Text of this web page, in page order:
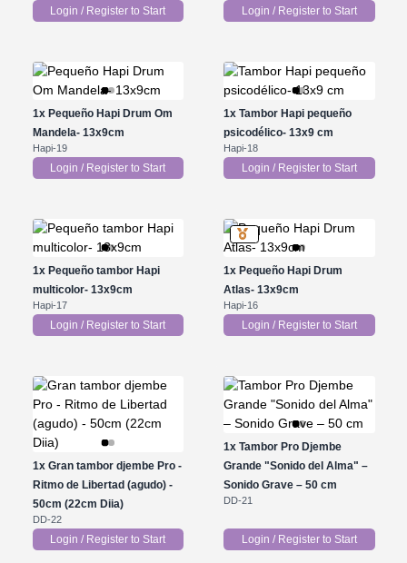
Login / Register to Start Login / Register to Start
1xPequeño Hapi Drum Om
Mandela- 13x9cm
Hapi-19
Login / Register to Start
1x Tambor Hapi pequeño
psicodélico- 13x9 cm
Hapi-18
Login / Register to Start
1xPequeño tambor Hapi
multicolor- 13x9cm
Hapi-17
Login / Register to Start
1x Pequeño Hapi Drum
Atlas- 13x9cm
Hapi-16
Login / Register to Start
1xGran tambor djembe Pro -
Ritmo de Libertad (agudo) -
50cm (22cm Diia)
DD-22
Login / Register to Start
1x Tambor Pro Djembe
Grande "Sonido del Alma" –
Sonido Grave – 50 cm
DD-21
Login / Register to Start